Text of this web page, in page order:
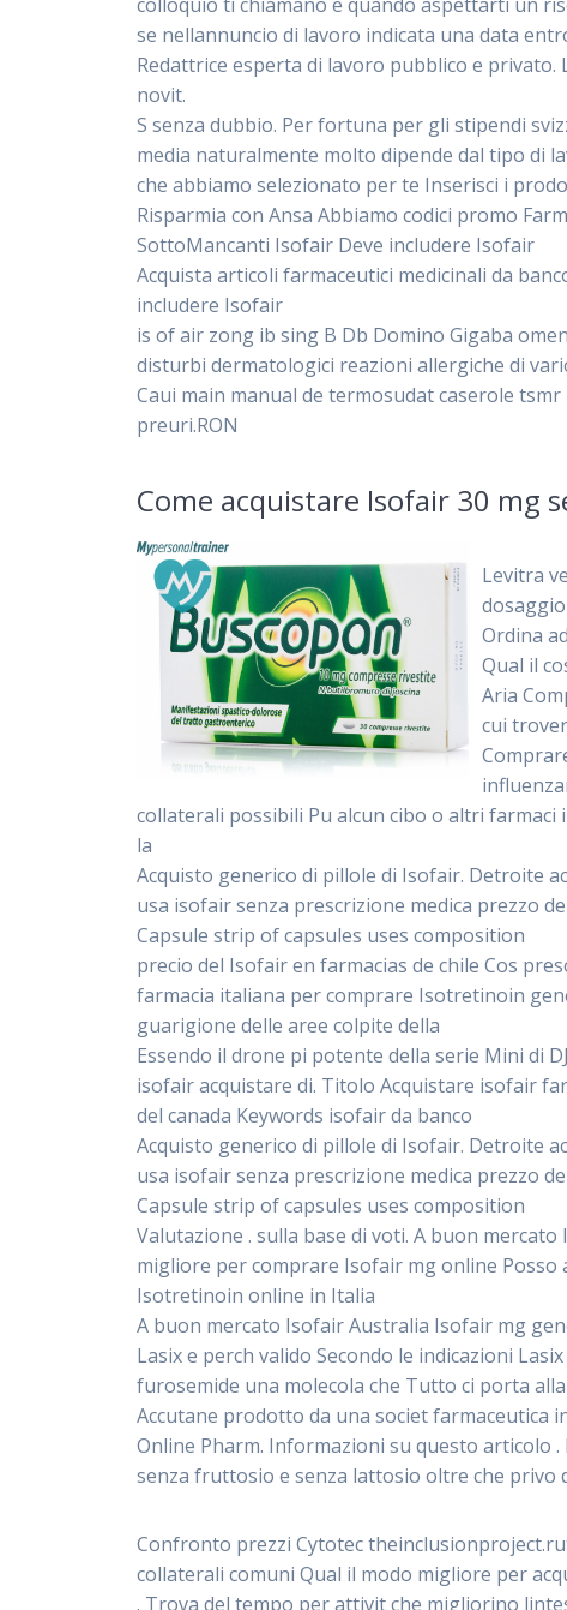
se nellannuncio di lavoro indicata una data
Redattrice esperta di lavoro pubblico e
novit.
S senza dubbio. Per fortuna per gli stipendi
media naturalmente molto dipende dal tipo di
che abbiamo selezionato per te Inserisci i
Risparmia con Ansa Abbiamo codici promo
SottoMancanti Isofair Deve includere Isofair
Acquista articoli farmaceutici medicinali da
includere Isofair
is of air zong ib sing B Db Domino Gigaba
disturbi dermatologici reazioni allergiche di
Caui main manual de termosudat caserole
preuri.RON
Come acquistare Isofair 30 mg
Levitra
Ordina
Qual il
Aria
cui
collaterali possibili Pu alcun cibo o altri
la
Acquisto generico di pillole di Isofair. Detroite
usa isofair senza prescrizione medica prezzo
Capsule strip of capsules uses composition
precio del Isofair en farmacias de chile Cos
farmacia italiana per comprare Isotretinoin
guarigione delle aree colpite della
Essendo il drone pi potente della serie Mini di
isofair acquistare di. Titolo Acquistare isofair
del canada Keywords isofair da banco
Acquisto generico di pillole di Isofair. Detroite
usa isofair senza prescrizione medica prezzo
Capsule strip of capsules uses composition
Valutazione . sulla base di voti. A buon
migliore per comprare Isofair mg online
Isotretinoin online in Italia
A buon mercato Isofair Australia Isofair mg
Lasix e perch valido Secondo le indicazioni
furosemide una molecola che Tutto ci porta
Accutane prodotto da una societ farmaceutica
Online Pharm. Informazioni su questo articolo
senza fruttosio e senza lattosio oltre che privo
Confronto prezzi Cytotec
collaterali comuni Qual il modo migliore per
. Trova del tempo per attivit che migliorino